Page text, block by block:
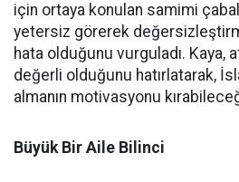
için ortaya konulan samimi
yetersiz görerek
hata olduğunu vurguladı. Kaya,
değerli olduğunu hatırlatarak,
almanın motivasyonu
Büyük Bir Aile Bilinci